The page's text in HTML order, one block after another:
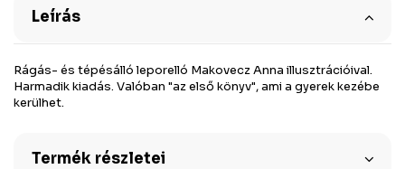
Leírás
Rágás- és tépésálló leporelló Makovecz Anna illusztrációival.
Harmadik kiadás. Valóban "az első könyv", ami a gyerek kezébe
kerülhet.
Termék részletei